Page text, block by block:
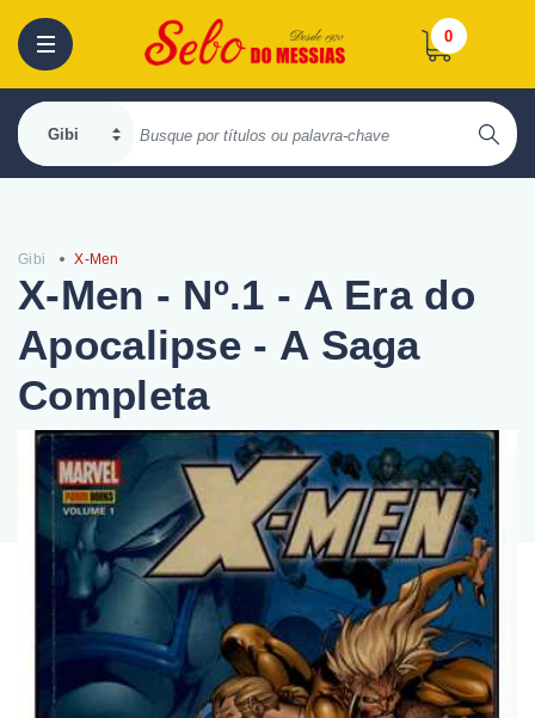
0
Gibi X-Men
X-Men - Nº.1 - A Era do
Apocalipse - A Saga
Completa